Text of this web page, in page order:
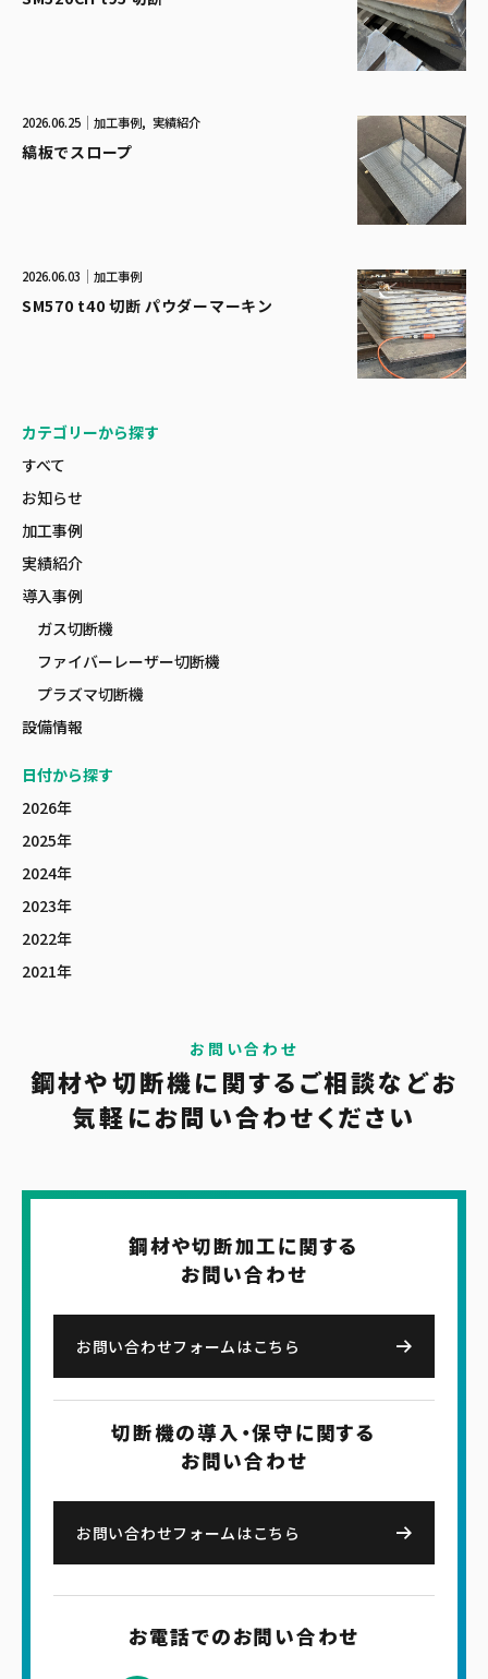
2026.06.25 加工事例 実績紹介
縞板でスロープ
2026.06.03 加工事例
SM570 t40 切断 パウダーマーキン
カテゴリーから探す
すべて
お知らせ
加工事例
実績紹介
導入事例
ガス切断機
ファイバーレーザー切断機
プラズマ切断機
設備情報
日付から探す
2026年
2025年
2024年
2023年
2022年
2021年
お問い合わせ
鋼材や切断機に関するご相談などお
気軽にお問い合わせください
鋼材や切断加工に関する
お問い合わせ
お問い合わせフォームはこちら
切断機の導入・保守に関する
お問い合わせ
お問い合わせフォームはこちら
お電話でのお問い合わせ